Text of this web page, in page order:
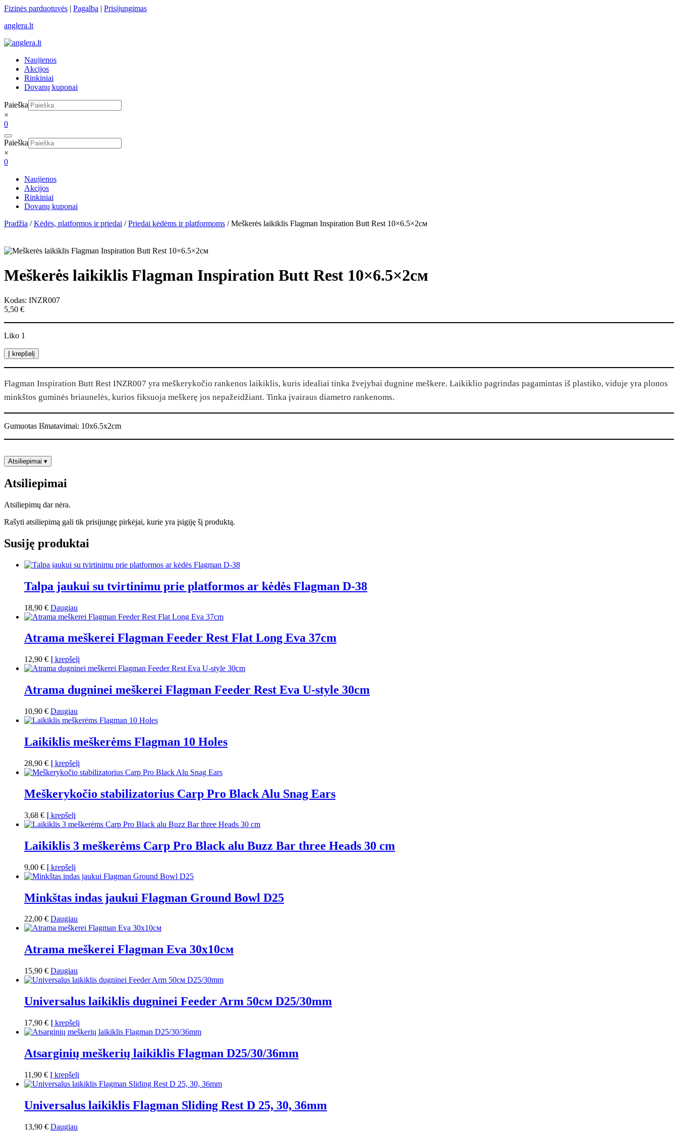
Skip
content
Fizinės parduotuvės | Pagalba | Prisijungimas
anglera.lt
Naujienos
Akcijos
Rinkiniai
Dovanų kuponai
Paieška
×
0
Paieška
×
0
Naujienos
Akcijos
Rinkiniai
Dovanų kuponai
Pradžia /Kėdės, platformos ir priedai /Priedai kėdėms ir platformoms / Meškerės laikiklis Flagman Inspiration Butt Rest 10×6.5×2см
Meškerės laikiklis Flagman Inspiration Butt Rest 10×6.5×2см
Kodas: INZR007
5,50 €
Liko 1
produkto
kiekis:
Meškerės
laikiklis
Flagman
Inspiration
Rest
10x6.5x2см
Į krepšelį
Flagman Inspiration Butt Rest INZR007 yra meškerykočio rankenos laikiklis, kuris idealiai tinka žvejybai dugnine meškere. Laikiklio pagrindas pagamintas iš plastiko, viduje yra plonos
minkštos guminės briaunelės, kurios fiksuoja meškerę jos nepažeidžiant. Tinka įvairaus diametro rankenoms.
Gumuotas Išmatavimai: 10x6.5x2cm
Atsiliepimai ▾
Atsiliepimai
Atsiliepimų dar nėra.
Rašyti atsiliepimą gali tik prisijungę pirkėjai, kurie yra įsigiję šį produktą.
Susiję produktai
Talpa jaukui su tvirtinimu prie platformos ar kėdės Flagman D-38
18,90 € Daugiau
Atrama meškerei Flagman Feeder Rest Flat Long Eva 37сm
12,90 € Į krepšelį
Atrama dugninei meškerei Flagman Feeder Rest Eva U-style 30сm
10,90 € Daugiau
Laikiklis meškerėms Flagman 10 Holes
28,90 € Į krepšelį
Meškerykočio stabilizatorius Carp Pro Black Alu Snag Ears
3,68 € Į krepšelį
Laikiklis 3 meškerėms Carp Pro Black alu Buzz Bar three Heads 30 cm
9,00 € Į krepšelį
Minkštas indas jaukui Flagman Ground Bowl D25
22,00 € Daugiau
Atrama meškerei Flagman Eva 30x10см
15,90 € Daugiau
Universalus laikiklis dugninei Feeder Arm 50см D25/30mm
17,90 € Į krepšelį
Atsarginių meškerių laikiklis Flagman D25/30/36mm
11,90 € Į krepšelį
Universalus laikiklis Flagman Sliding Rest D 25, 30, 36mm
13,90 € Daugiau